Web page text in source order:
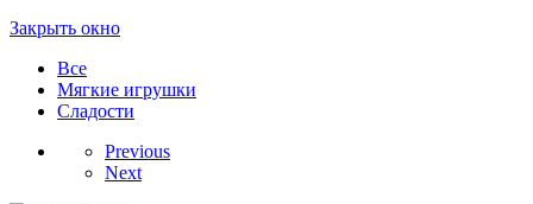
Закрыть окно
Все
Мягкие игрушки
Сладости
Previous
Next